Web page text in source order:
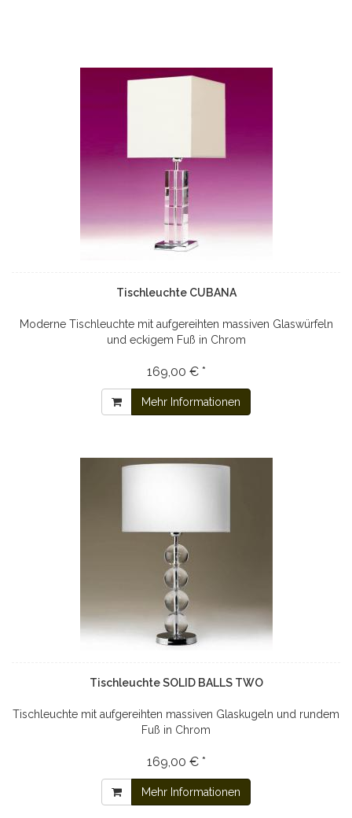
Tischleuchte CUBANA
Moderne Tischleuchte mit aufgereihten massiven Glaswürfeln
und eckigem Fuß in Chrom
169,00 € *
Mehr Informationen
Tischleuchte SOLID BALLS TWO
Tischleuchte mit aufgereihten massiven Glaskugeln und rundem
Fuß in Chrom
169,00 € *
Mehr Informationen